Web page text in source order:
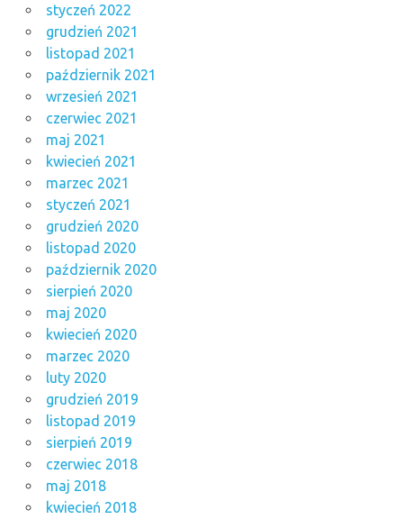
styczeń 2022
grudzień 2021
listopad 2021
październik 2021
wrzesień 2021
czerwiec 2021
maj 2021
kwiecień 2021
marzec 2021
styczeń 2021
grudzień 2020
listopad 2020
październik 2020
sierpień 2020
maj 2020
kwiecień 2020
marzec 2020
luty 2020
grudzień 2019
listopad 2019
sierpień 2019
czerwiec 2018
maj 2018
kwiecień 2018